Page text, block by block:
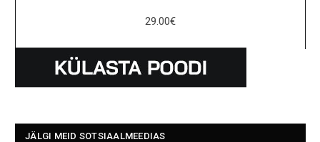
29.00€
JÄLGI MEID SOTSIAALMEEDIAS